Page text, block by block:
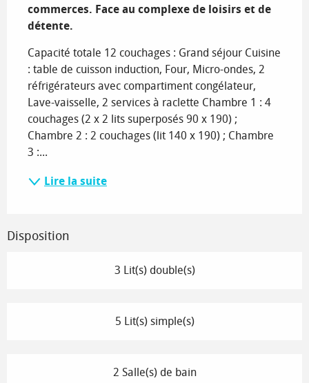
commerces. Face au complexe de loisirs et de
détente.
Capacité totale 12 couchages : Grand séjour Cuisine
: table de cuisson induction, Four, Micro-ondes, 2
réfrigérateurs avec compartiment congélateur,
Lave-vaisselle, 2 services à raclette Chambre 1 : 4
couchages (2 x 2 lits superposés 90 x 190) ;
Chambre 2 : 2 couchages (lit 140 x 190) ; Chambre
3 :...
Lire la suite
Disposition
3 Lit(s) double(s)
5 Lit(s) simple(s)
2 Salle(s) de bain